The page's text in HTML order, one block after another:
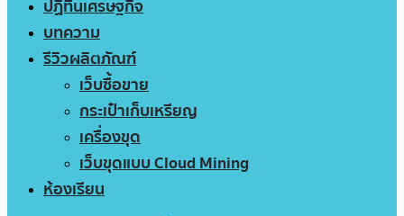
ปฏิทินเศรษฐกิจ
บทความ
รีวิวผลิตภัณฑ์
เว็บซื้อขาย
กระเป๋าเก็บเหรียญ
เครื่องขุด
เว็บขุดแบบ Cloud Mining
ห้องเรียน